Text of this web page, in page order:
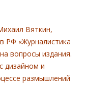
Вяткин,
РФ «Журналистика
вопросы издания.
дизайном и
размышлений